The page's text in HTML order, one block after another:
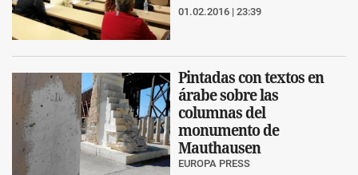
01.02.2016 | 23:39
Pintadas con textos en
árabe sobre las
columnas del
monumento de
Mauthausen
EUROPA PRESS